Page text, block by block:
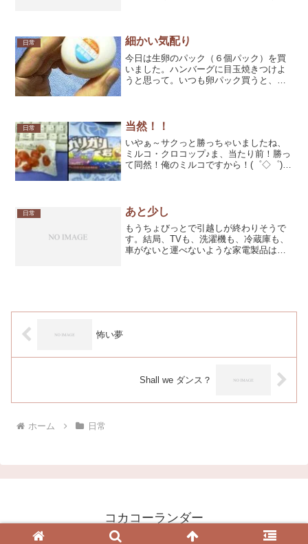
から困る。忘れる事は困る...
日常 細かい気配り
今日は生卵のパック（６個パック）を買
いました。ハンバーグに目玉焼きつけよ
うと思って。いつも卵パック買うと、家
が経つと、『これっていつ買...
日常 当然！！
いやぁ～サクっと勝っちゃいましたね、
ミルコ・クロコップ♪ま、当たり前！勝っ
て同然！俺のミルコですから！(゜◇゜)チ
い）、次回にあるであろ...
日常 あと少し
もうちょびっとで引越しが終わりそうで
す。結局、TVも、洗濯機も、冷蔵庫も、
車がないと運べないような家電製品は全
怖い夢
Shall we ダンス？
ホーム 日常
コカコーランダー
© 2003 コカコーランダー.